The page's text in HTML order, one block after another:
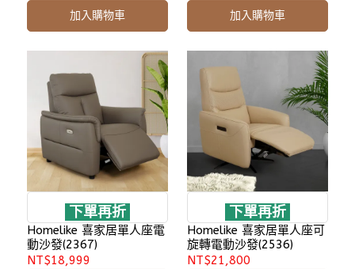
加入購物車 加入購物車
下單再折
Homelike 喜家居單人座電
動沙發(2367)
NT$18,999
下單再折
Homelike 喜家居單人座可
旋轉電動沙發(2536)
NT$21,800